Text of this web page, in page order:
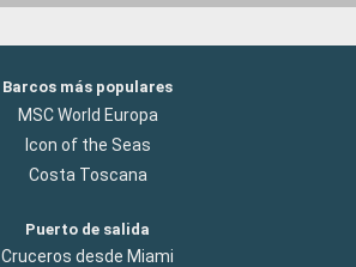
Barcos más populares
MSC World Europa
Icon of the Seas
Costa Toscana
Puerto de salida
Cruceros desde Miami